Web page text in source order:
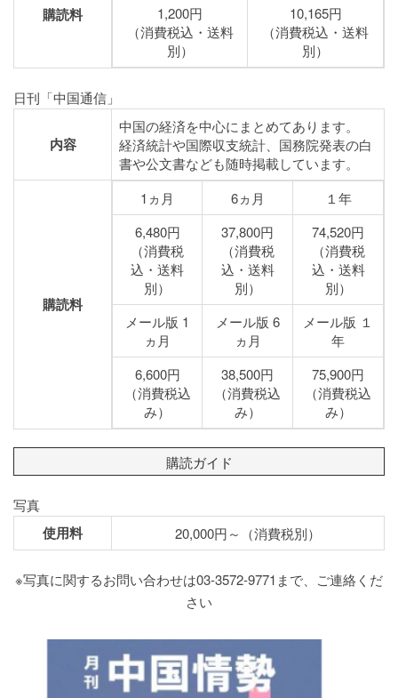
購読料
1,200円
（消費税込・送料
別）
10,165円
（消費税込・送料
別）
日刊「中国通信」
内容
中国の経済を中心にまとめてあります。
経済統計や国際収支統計、国務院発表の白
書や公文書なども随時掲載しています。
購読料
1ヵ月 6ヵ月
１年
6,480円
（消費税
込・送料
別）
37,800円
（消費税
込・送料
別）
74,520円
（消費税
込・送料
別）
メール版 1
ヵ月
メール版 6
ヵ月
メール版 １
年
6,600円
（消費税込
み）
38,500円
（消費税込
み）
75,900円
（消費税込
み）
購読ガイド
写真
使用料 20,000円～（消費税別）
※写真に関するお問い合わせは03-3572-9771まで、ご連絡くだ
さい